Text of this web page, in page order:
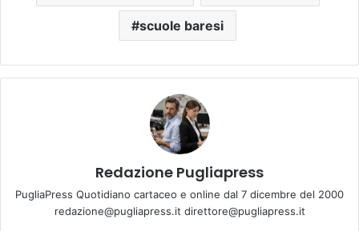
scuole baresi
Redazione Pugliapress
PugliaPress Quotidiano cartaceo e online dal 7 dicembre del 2000
redazione@pugliapress.it direttore@pugliapress.it